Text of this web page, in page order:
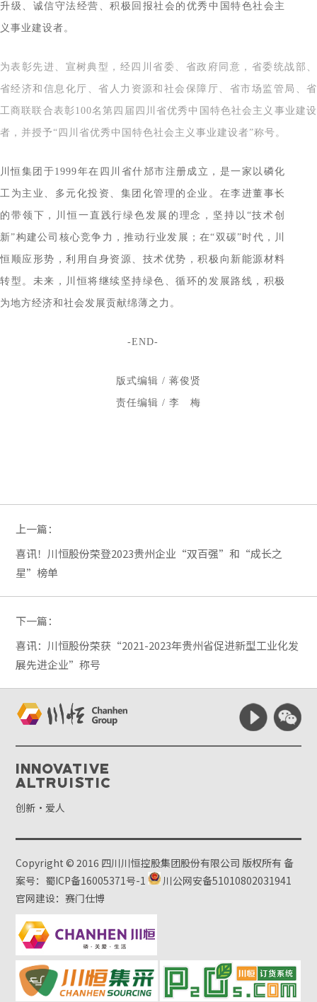
升级、诚信守法经营、积极回报社会的优秀中国特色社会主
义事业建设者。
为表彰先进、 宣树典型，经四川省委、省政府同意，省委统战部、
省经济和信息化厅、省人力资源和社会保障厅、省市场监管局、省
工商联联合表彰100名第四届四川省优秀中国特色社会主义事业建设
者，并授予“四川省优秀中国特色社会主义事业建设者”称号。
川恒集团于1999年在四川省什邡市注册成立，是一家以磷化
工为主业、多元化投资、集团化管理的企业。在李进董事长
的带领下，川恒一直践行绿色发展的理念，坚持以“技术创
新”构建公司核心竞争力，推动行业发展；在“双碳”时代，川
恒顺应形势，利用自身资源、技术优势，积极向新能源材料
转型。未来，川恒将继续坚持绿色、循环的发展路线，积极
为地方经济和社会发展贡献绵薄之力。
-END-
版式编辑 / 蒋俊贤
责任编辑 / 李 梅
上一篇：
喜讯！川恒股份荣登2023贵州企业“双百强”和“成长之
星”榜单
下一篇：
喜讯：川恒股份荣获“2021-2023年贵州省促进新型工业化发
展先进企业”称号
Innovative
Altruistic
创新·爱人
Copyright © 2016 四川川恒控股集团股份有限公司 版权所有备
案号：蜀ICP备16005371号-1
川公网安备51010802031941
官网建设：赛门仕博